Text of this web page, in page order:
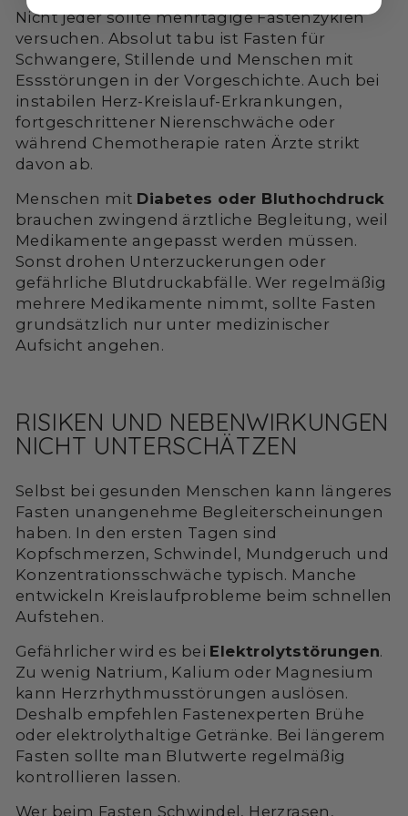
Nicht jeder sollte mehrtägige Fastenzyklen
versuchen. Absolut tabu ist Fasten für
Schwangere, Stillende und Menschen mit
Essstörungen in der Vorgeschichte. Auch bei
instabilen Herz-Kreislauf-Erkrankungen,
fortgeschrittener Nierenschwäche oder
während Chemotherapie raten Ärzte strikt
davon ab.
Menschen mit Diabetes oder Bluthochdruck
brauchen zwingend ärztliche Begleitung, weil
Medikamente angepasst werden müssen.
Sonst drohen Unterzuckerungen oder
gefährliche Blutdruckabfälle. Wer regelmäßig
mehrere Medikamente nimmt, sollte Fasten
grundsätzlich nur unter medizinischer
Aufsicht angehen.
RISIKEN UND NEBENWIRKUNGEN
NICHT UNTERSCHÄTZEN
Selbst bei gesunden Menschen kann längeres
Fasten unangenehme Begleiterscheinungen
haben. In den ersten Tagen sind
Kopfschmerzen, Schwindel, Mundgeruch und
Konzentrationsschwäche typisch. Manche
entwickeln Kreislaufprobleme beim schnellen
Aufstehen.
Gefährlicher wird es bei Elektrolytstörungen.
Zu wenig Natrium, Kalium oder Magnesium
kann Herzrhythmusstörungen auslösen.
Deshalb empfehlen Fastenexperten Brühe
oder elektrolythaltige Getränke. Bei längerem
Fasten sollte man Blutwerte regelmäßig
kontrollieren lassen.
Wer beim Fasten Schwindel, Herzrasen,